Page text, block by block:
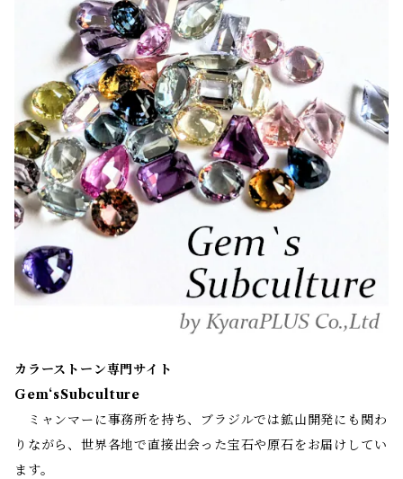
カラーストーン専門サイト
Gem‘sSubculture
ミャンマーに事務所を持ち、ブラジルでは鉱山開発にも関わ
りながら、世界各地で直接出会った宝石や原石をお届けしてい
ます。